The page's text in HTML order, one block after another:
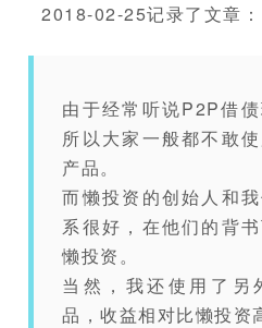
2018-02-25记录了文章
由于经常听说P2P借
所以大家一般都不敢
产品。
而懒投资的创始人和
系很好，在他们的背
懒投资。
当然，我还使用了另
品，收益相对比懒投资